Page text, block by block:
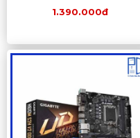
DDR4
1.390.000đ